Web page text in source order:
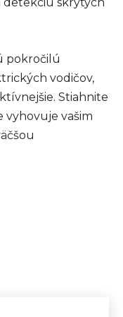
pokročilú
vodičov,
Stiahnite
vyhovuje vašim